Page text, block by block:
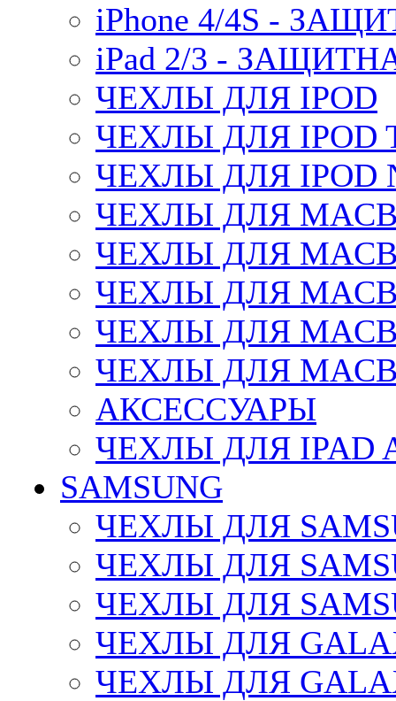
iPhone 4/4S -
iPad 2/3 -
ЧЕХЛЫ ДЛЯ IPOD
ЧЕХЛЫ ДЛЯ IPOD
ЧЕХЛЫ ДЛЯ IPOD
ЧЕХЛЫ ДЛЯ
ЧЕХЛЫ ДЛЯ
ЧЕХЛЫ ДЛЯ
ЧЕХЛЫ ДЛЯ
ЧЕХЛЫ ДЛЯ
АКСЕССУАРЫ
ЧЕХЛЫ ДЛЯ IPAD
SAMSUNG
ЧЕХЛЫ ДЛЯ
ЧЕХЛЫ ДЛЯ
ЧЕХЛЫ ДЛЯ
ЧЕХЛЫ ДЛЯ
ЧЕХЛЫ ДЛЯ